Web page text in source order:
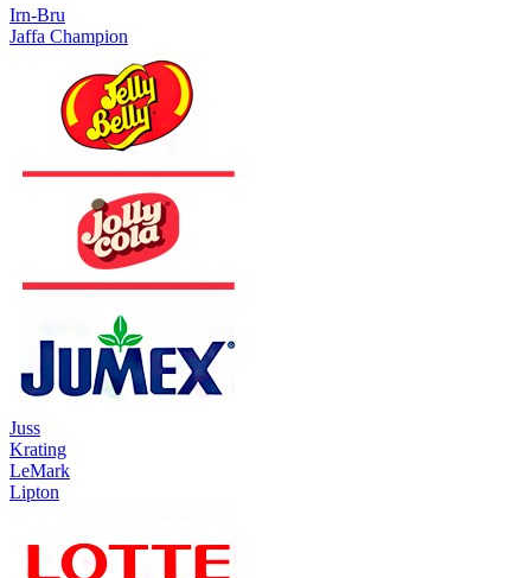
Irn-Bru
Jaffa Champion
Juss
Krating
LeMark
Lipton